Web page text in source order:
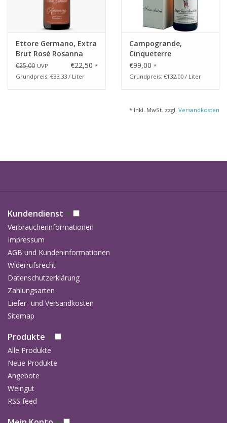
Ettore Germano, Extra
Brut Rosé Rosanna
€25,00 UVP €22,50 *
Grundpreis: €33,33 / Liter
Campogrande,
Cinqueterre
Sciacchetrá doc 2009
€99,00 *
Grundpreis: €132,00 / Liter
* Inkl. MwSt. zzgl. Versandkosten
Kundendienst
Verbraucherinformationen
Impressum
AGB und Kundeninformationen
Widerrufsrecht
Datenschutzerklärung
Zahlungsarten
Liefer- und Versandkosten
Sitemap
Produkte
Alle Produkte
Neue Produkte
Angebote
Weingut
RSS feed